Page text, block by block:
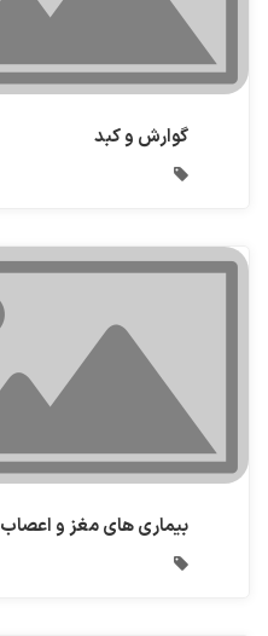
گوارش و کبد
بیماری های مغز و اعصاب